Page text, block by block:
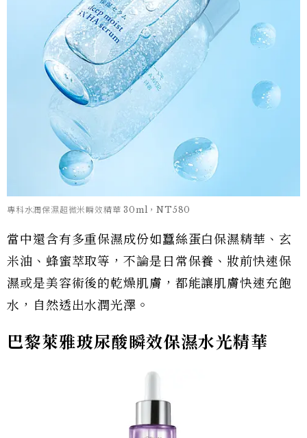
專科水潤保濕超微米瞬效精華 30ml，NT580
當中還含有多重保濕成份如蠶絲蛋白保濕精華、玄
米油、蜂蜜萃取等，不論是日常保養、妝前快速保
濕或是美容術後的乾燥肌膚，都能讓肌膚快速充飽
水，自然透出水潤光澤。
巴黎萊雅玻尿酸瞬效保濕水光精華